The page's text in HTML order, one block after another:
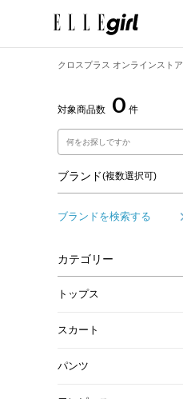
クロスプラス オンラインストア
対象商品数 0 件
ブランド(複数選択可)
ブランドを検索する
カテゴリー
トップス
スカート
パンツ